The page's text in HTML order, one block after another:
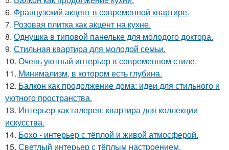
6. Французский акцент в современной квартире.
7. Розовая плитка как акцент на кухне.
8. Однушка в типовой панельке для молодого доктора.
9. Стильная квартира для молодой семьи.
10. Очень уютный интерьер в современном стиле.
11. Минимализм, в котором есть глубина.
12. Балкон как продолжение дома: идеи для стильного и
уютного пространства.
13. Интерьер как галерея: квартира для коллекции
искусства.
14. Бохо - интерьер с тёплой и живой атмосферой.
15. Светлый интерьер с тёплым настроением.